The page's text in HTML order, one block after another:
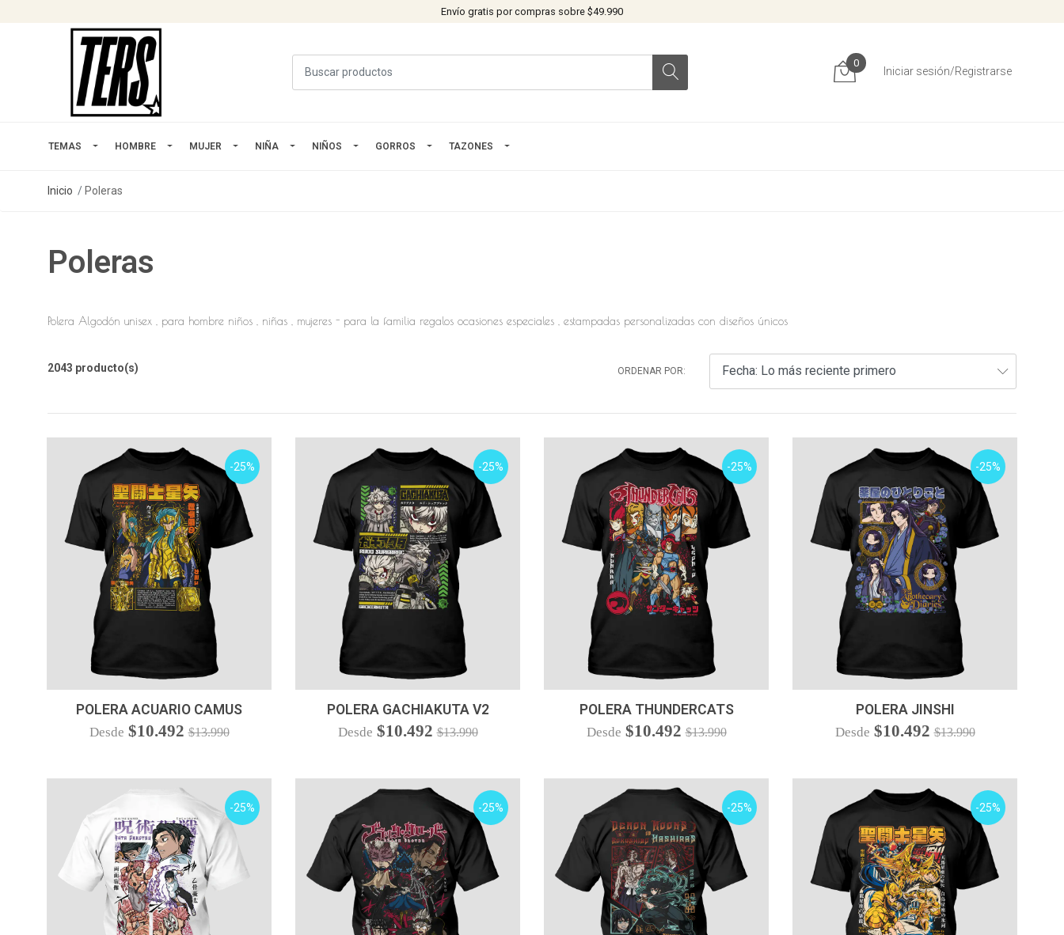
Envío gratis por compras sobre $49.990
0
Iniciar sesión/Registrarse
TEMAS HOMBRE MUJER NIÑA NIÑOS GORROS TAZONES
Inicio Poleras
Poleras
Polera Algodón unisex , para hombre niños , niñas , mujeres - para la familia regalos ocasiones especiales , estampadas personalizadas con diseños únicos
2043 producto(s) ORDENAR POR:
-25%
POLERA ACUARIO CAMUS
Desde $10.492 $13.990
-25%
POLERA GACHIAKUTA V2
Desde $10.492 $13.990
-25%
POLERA THUNDERCATS
Desde $10.492 $13.990
-25%
POLERA JINSHI
Desde $10.492 $13.990
-25% -25% -25% -25%